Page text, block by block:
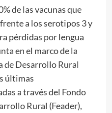
de las vacunas que
a los serotipos 3 y
pérdidas por lengua
en el marco de la
de Desarrollo Rural
últimas
a través del Fondo
Rural (Feader),